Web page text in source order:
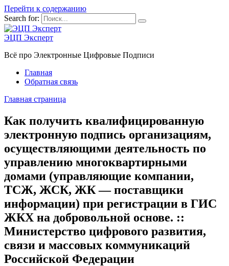
Перейти к содержанию
Search for:
ЭЦП Эксперт
Всё про Электронные Цифровые Подписи
Главная
Обратная связь
Главная страница
Как получить квалифицированную
электронную подпись организациям,
осуществляющими деятельность по
управлению многоквартирными
домами (управляющие компании,
ТСЖ, ЖСК, ЖК — поставщики
информации) при регистрации в ГИС
ЖКХ на добровольной основе. ::
Министерство цифрового развития,
связи и массовых коммуникаций
Российской Федерации